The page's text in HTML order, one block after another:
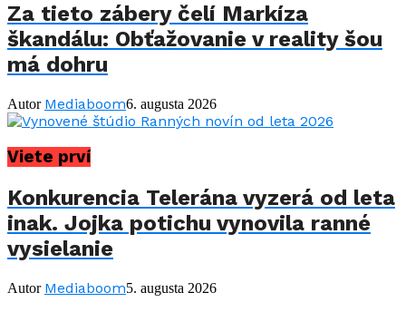
Za tieto zábery čelí Markíza
škandálu: Obťažovanie v reality šou
má dohru
Autor Mediaboom6. augusta 2026
Viete prví
Konkurencia Telerána vyzerá od leta
inak. Jojka potichu vynovila ranné
vysielanie
Autor Mediaboom5. augusta 2026